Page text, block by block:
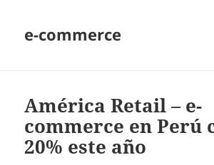
e-commerce
América Retail – e-
commerce en Perú
20% este año